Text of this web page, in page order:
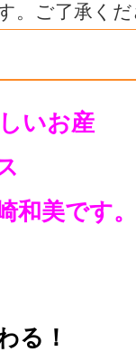
。ご了承く
いお産
和美です。
る！